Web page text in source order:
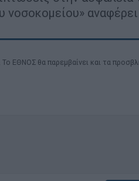
νοσοκομείου»
ΕΘΝΟΣ θα παρεμβαίνει και τα